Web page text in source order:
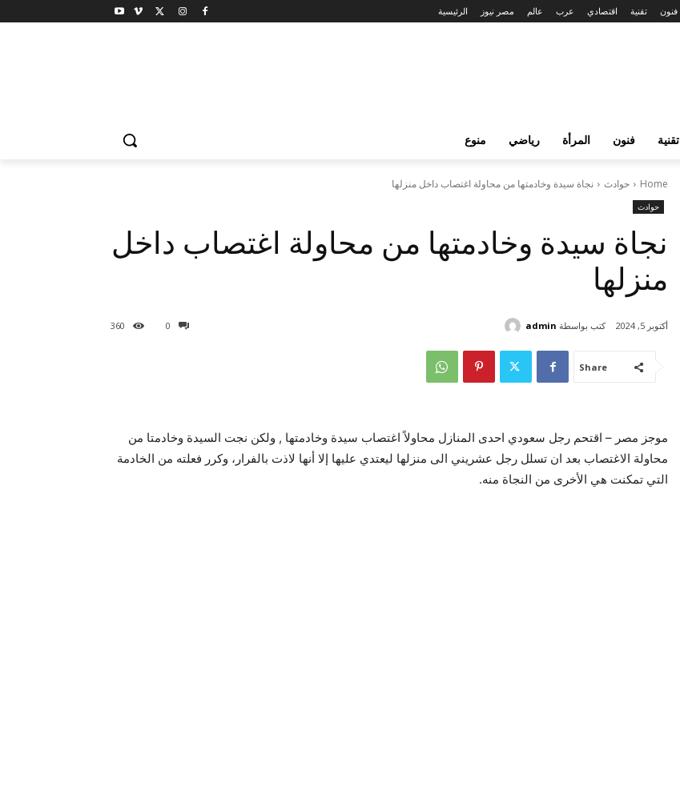
الرئيسية مصر نيوز عالم عرب اقتصادي تقنية فنون
تقنية فنون المرأة رياضي منوع
Home حوادث نجاة سيدة وخادمتها من محاولة اغتصاب داخل منزلها
حوادث
نجاة سيدة وخادمتها من محاولة اغتصاب داخل
منزلها
0
360 أكتوبر 5, 2024 كتب بواسطة admin
Share
موجز مصر – اقتحم رجل سعودي احدى المنازل محاولاً اغتصاب سيدة وخادمتها , ولكن نجت السيدة وخادمتا من
محاولة الاغتصاب بعد ان تسلل رجل عشريني الى منزلها ليعتدي عليها إلا أنها لاذت بالفرار، وكرر فعلته من الخادمة
التي تمكنت هي الأخرى من النجاة منه.